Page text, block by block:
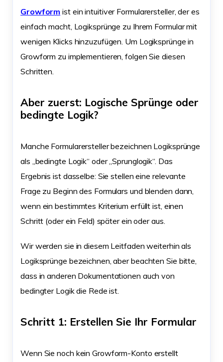
Growform ist ein intuitiver Formularersteller, der es
einfach macht, Logiksprünge zu Ihrem Formular mit
wenigen Klicks hinzuzufügen. Um Logiksprünge in
Growform zu implementieren, folgen Sie diesen
Schritten.
Aber zuerst: Logische Sprünge oder
bedingte Logik?
Manche Formularersteller bezeichnen Logiksprünge
als „bedingte Logik“ oder „Sprunglogik“. Das
Ergebnis ist dasselbe: Sie stellen eine relevante
Frage zu Beginn des Formulars und blenden dann,
wenn ein bestimmtes Kriterium erfüllt ist, einen
Schritt (oder ein Feld) später ein oder aus.
Wir werden sie in diesem Leitfaden weiterhin als
Logiksprünge bezeichnen, aber beachten Sie bitte,
dass in anderen Dokumentationen auch von
bedingter Logik die Rede ist.
Schritt 1: Erstellen Sie Ihr Formular
Wenn Sie noch kein Growform-Konto erstellt